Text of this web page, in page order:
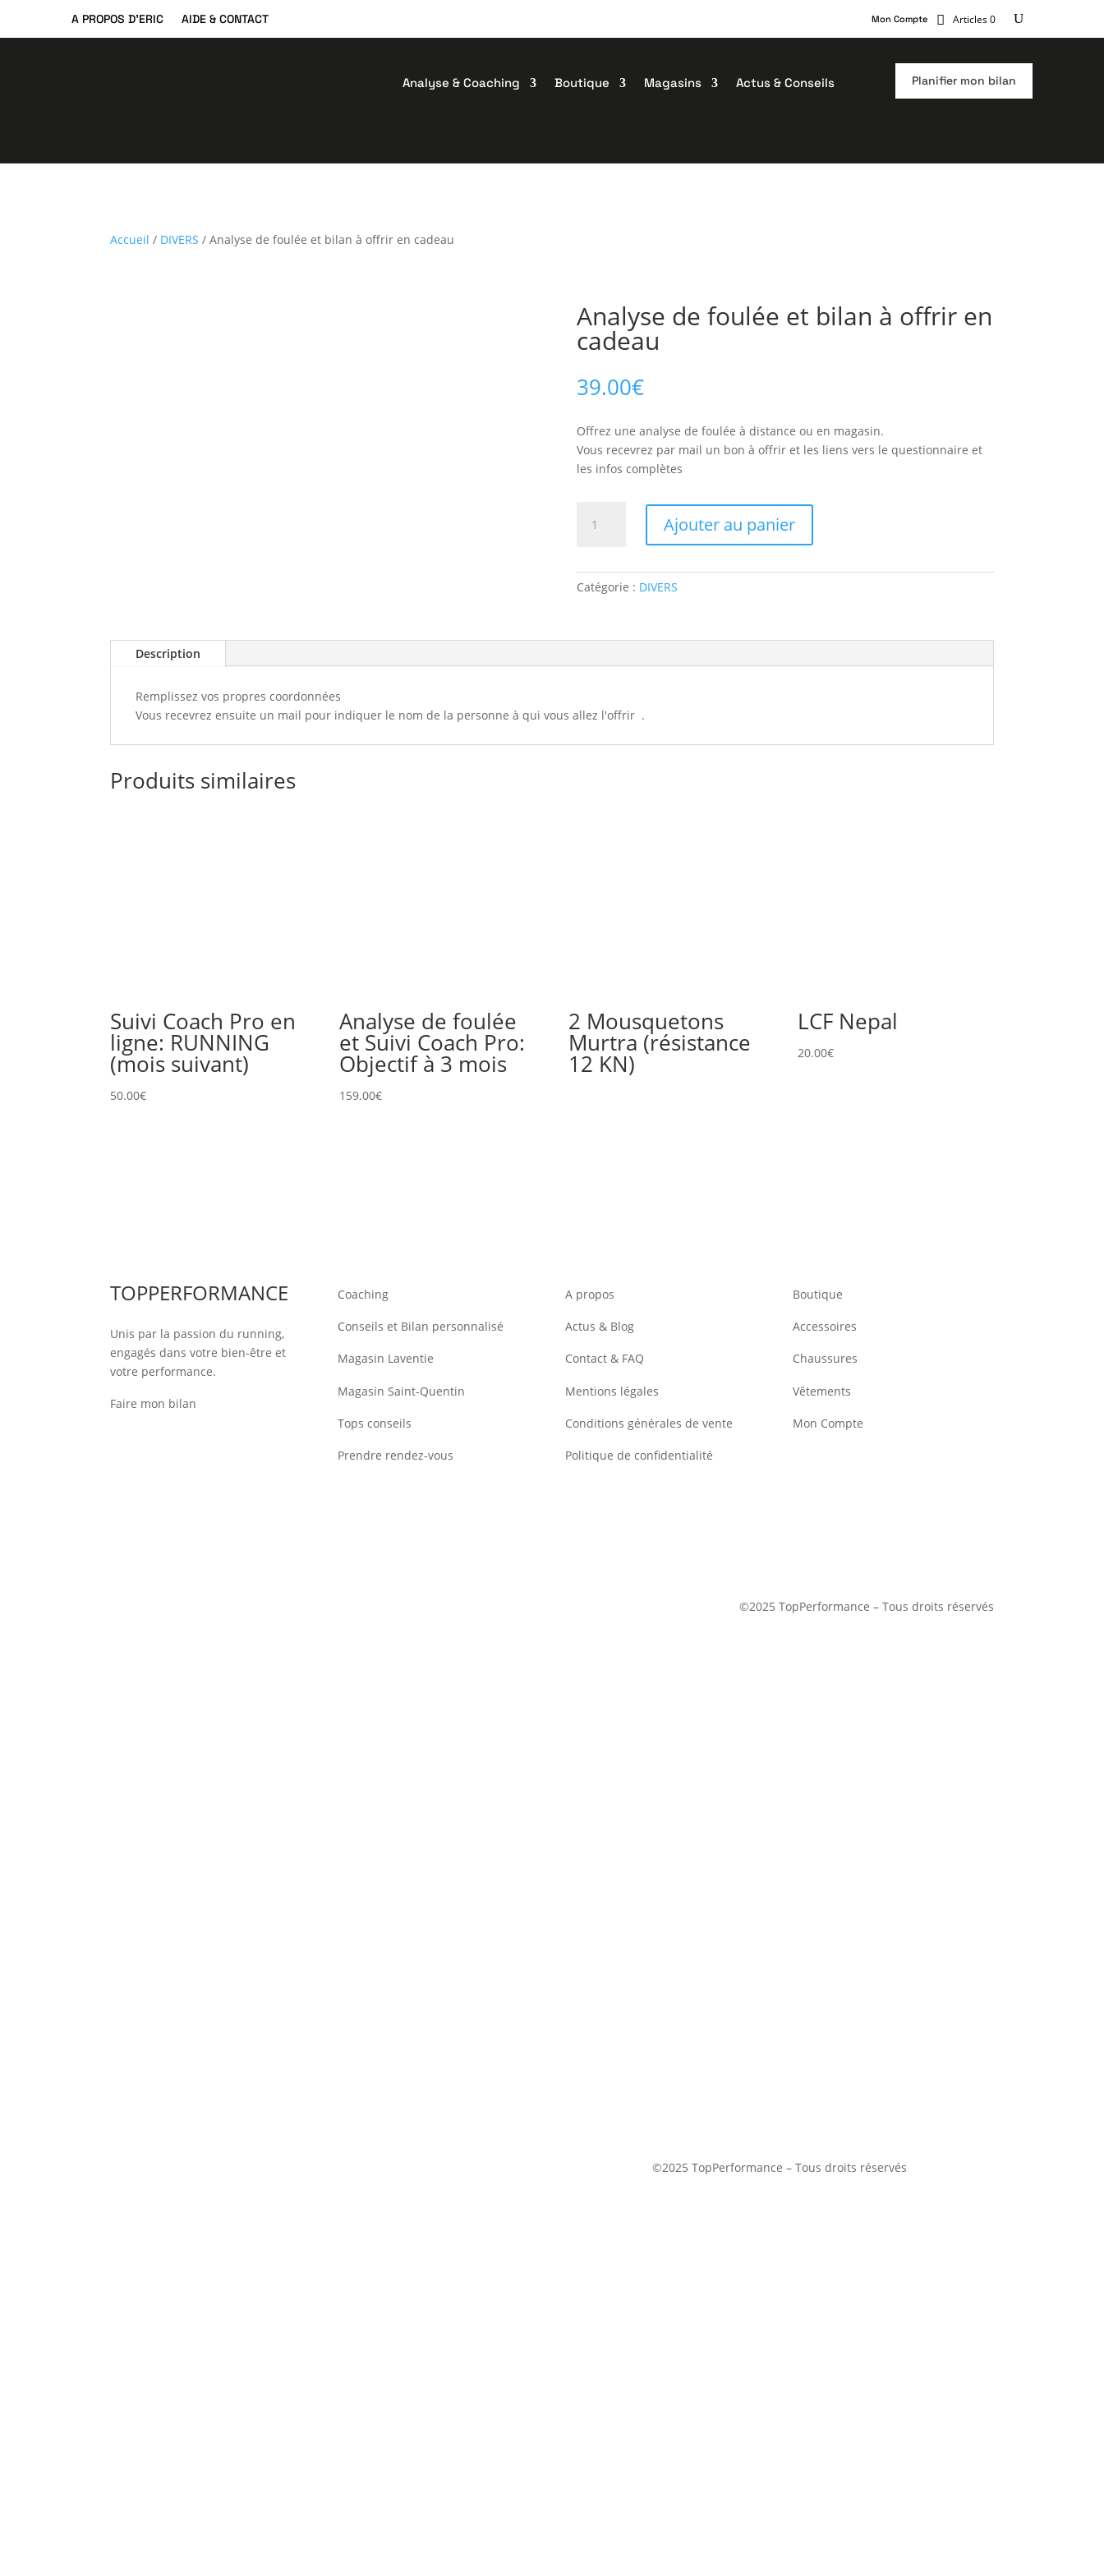
A PROPOS D’ERIC AIDE & CONTACT Mon Compte Articles 0
Analyse & Coaching Boutique Magasins Actus & Conseils Planifier mon bilan
Accueil / DIVERS / Analyse de foulée et bilan à offrir en cadeau
Analyse de foulée et bilan à offrir en
cadeau
39.00€
Offrez une analyse de foulée à distance ou en magasin.
Vous recevrez par mail un bon à offrir et les liens vers le questionnaire et
les infos complètes
foulée
à
offrir
Ajouter au panier
Catégorie : DIVERS
Description
Remplissez vos propres coordonnées
Vous recevrez ensuite un mail pour indiquer le nom de la personne à qui vous allez l'offrir .
Produits similaires
Suivi Coach Pro en
ligne: RUNNING
(mois suivant)
50.00€
Analyse de foulée
et Suivi Coach Pro:
Objectif à 3 mois
159.00€
2 Mousquetons
Murtra (résistance
12 KN)
LCF Nepal
20.00€
TOPPERFORMANCE
Unis par la passion du running,
engagés dans votre bien-être et
votre performance.
Faire mon bilan
Coaching
Conseils et Bilan personnalisé
Magasin Laventie
Magasin Saint-Quentin
Tops conseils
Prendre rendez-vous
A propos
Actus & Blog
Contact & FAQ
Mentions légales
Conditions générales de vente
Politique de confidentialité
Boutique
Accessoires
Chaussures
Vêtements
Mon Compte
©2025 TopPerformance – Tous droits réservés
©2025 TopPerformance – Tous droits réservés